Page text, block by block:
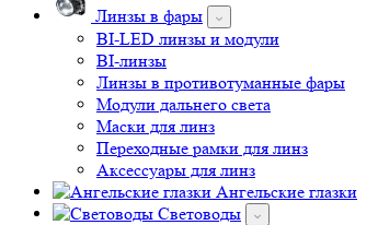
Линзы в фары
BI-LED линзы и модули
BI-линзы
Линзы в противотуманные фары
Модули дальнего света
Маски для линз
Переходные рамки для линз
Аксессуары для линз
Ангельские глазки
Световоды